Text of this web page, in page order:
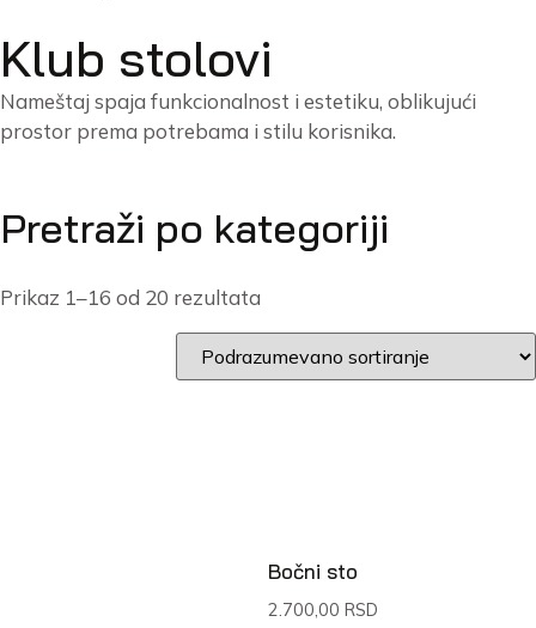
Klub stolovi
Nameštaj spaja funkcionalnost i estetiku, oblikujući
prostor prema potrebama i stilu korisnika.
Pretraži po kategoriji
Prikaz 1–16 od 20 rezultata
Bočni sto
2.700,00 RSD